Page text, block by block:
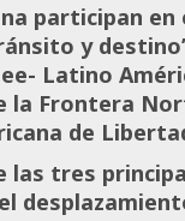
participan en
y
Latino
la Frontera
de
las tres